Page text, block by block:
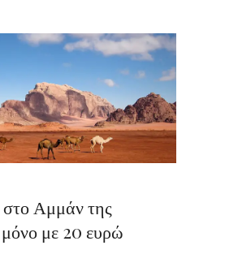
στο Αμμάν της
μόνο με 20 ευρώ